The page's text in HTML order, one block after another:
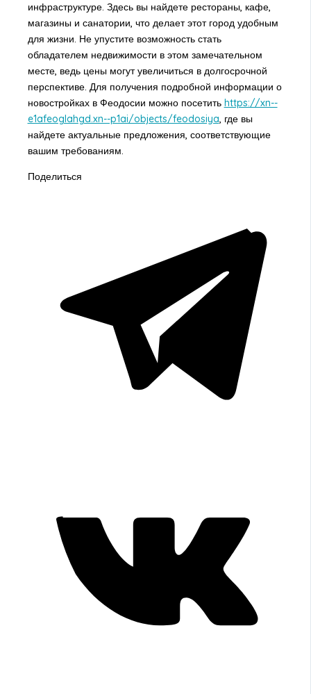
инфраструктуре. Здесь вы найдете рестораны, кафе,
магазины и санатории, что делает этот город удобным
для жизни. Не упустите возможность стать
обладателем недвижимости в этом замечательном
месте, ведь цены могут увеличиться в долгосрочной
перспективе. Для получения подробной информации о
новостройках в Феодосии можно посетить https://xn--
e1afeoglahgd.xn--p1ai/objects/feodosiya, где вы
найдете актуальные предложения, соответствующие
вашим требованиям.
Поделиться